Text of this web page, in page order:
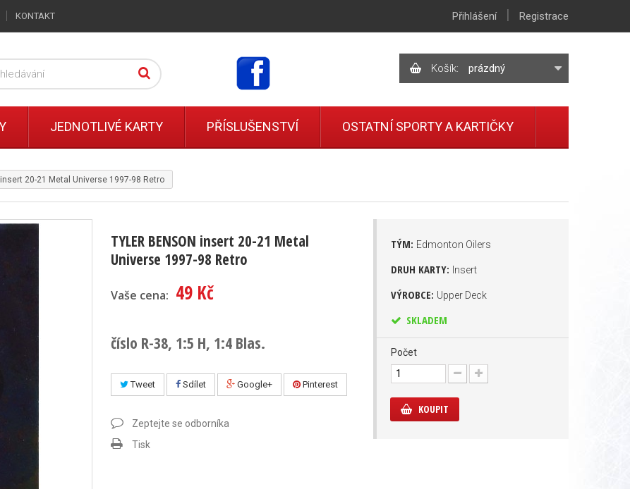
insert 20-21 Metal Universe 1997-98 Retro
TYLER BENSON insert 20-21 Metal
Universe 1997-98 Retro
Vaše cena: 49 Kč
číslo R-38, 1:5 H, 1:4 Blas.
Tweet Sdílet Google+ Pinterest
Zeptejte se odborníka
Tisk
TÝM: Edmonton Oilers
DRUH KARTY: Insert
VÝROBCE: Upper Deck
SKLADEM
Počet
KOUPIT
KONTAKT Přihlášení | Registrace
Košík: prázdný
JEDNOTLIVÉ KARTY PŘÍSLUŠENSTVÍ OSTATNÍ SPORTY A KARTIČKY